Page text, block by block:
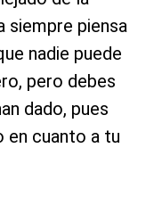
siempre piensa
nadie puede
pero debes
dado, pues
en cuanto a tu